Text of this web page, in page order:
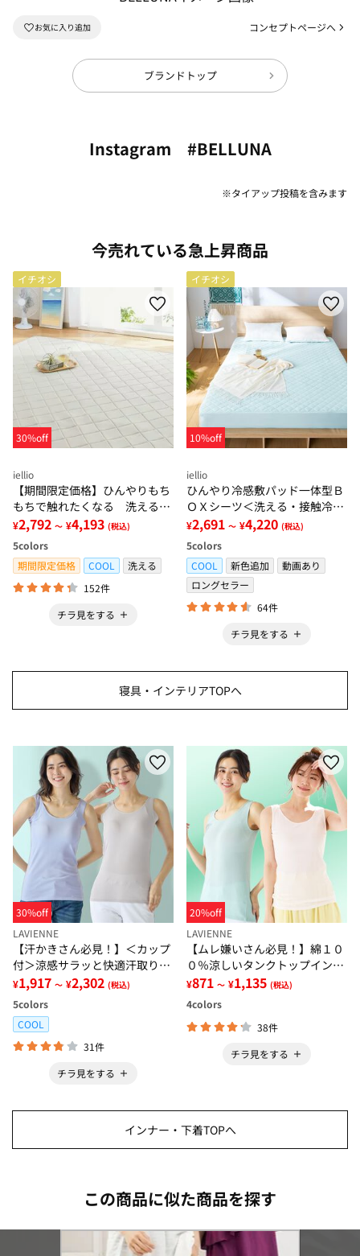
コンセプトページへ
ブランドトップ
Instagram #BELLUNA
※タイアップ投稿を含みます
今売れている急上昇商品
イチオシ
30%off
iellio
【期間限定価格】ひんやりもち
もちで触れたくなる 洗えるラ
グ＜低反発・滑りにくい・接触
冷感・防ダニ・カーペット＞
¥2,792 ～ ¥4,193 (税込)
5colors
期間限定価格
COOL
洗える
152件
チラ見をする
イチオシ
10%off
iellio
ひんやり冷感敷パッド一体型Ｂ
ＯＸシーツ＜洗える・接触冷
感・抗菌防臭・時短・家事楽・
ボックスシーツ・寝苦しさ対策
＞
¥2,691 ～ ¥4,220 (税込)
5colors
COOL
新色追加
動画あり
ロングセラー
64件
チラ見をする
寝具・インテリアTOPへ
30%off
LAVIENNE
【汗かきさん必見！】＜カップ
付＞涼感サラッと快適汗取りタ
ンクトップインナー＜さらりラ
ボ＞
¥1,917 ～ ¥2,302 (税込)
5colors
COOL
31件
チラ見をする
20%off
LAVIENNE
【ムレ嫌いさん必見！】綿１０
０％涼しいタンクトップインナ
ー＜さらりラボ＞
¥871 ～ ¥1,135 (税込)
4colors
38件
チラ見をする
インナー・下着TOPへ
この商品に似た商品を探す